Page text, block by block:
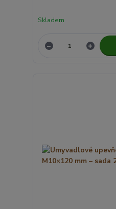
Skladem